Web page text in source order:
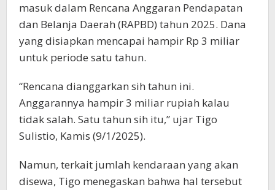
masuk dalam Rencana Anggaran Pendapatan
dan Belanja Daerah (RAPBD) tahun 2025. Dana
yang disiapkan mencapai hampir Rp 3 miliar
untuk periode satu tahun.
“Rencana dianggarkan sih tahun ini.
Anggarannya hampir 3 miliar rupiah kalau
tidak salah. Satu tahun sih itu,” ujar Tigo
Sulistio, Kamis (9/1/2025).
Namun, terkait jumlah kendaraan yang akan
disewa, Tigo menegaskan bahwa hal tersebut